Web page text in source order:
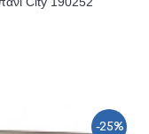
-25%